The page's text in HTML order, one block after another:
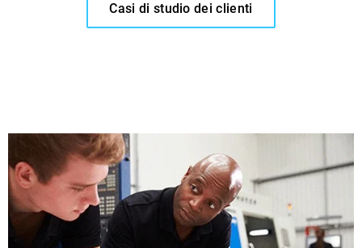
Guarda un video
Leggi lo studio completo del caso
Casi di studio dei clienti